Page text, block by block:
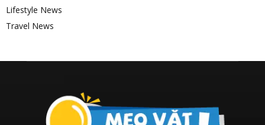
Lifestyle News
Travel News